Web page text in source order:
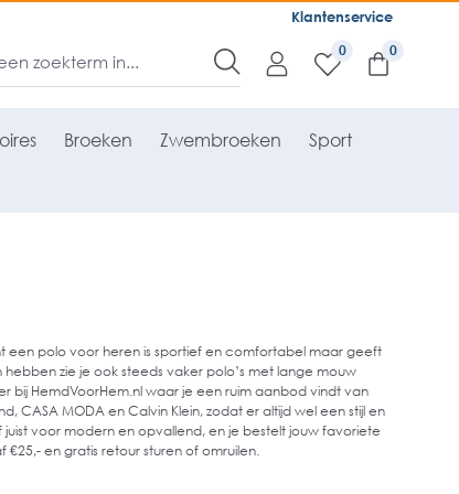
Klantenservice
0
Broeken Zwembroeken Sport
een polo voor heren is sportief en comfortabel maar geeft
zie je ook steeds vaker polo’s met lange mouw
bij HemdVoorHem.nl waar je een ruim aanbod vindt van
CASA MODA en Calvin Klein, zodat er altijd wel een stijl en
voor modern en opvallend, en je bestelt jouw favoriete
en gratis retour sturen of omruilen.